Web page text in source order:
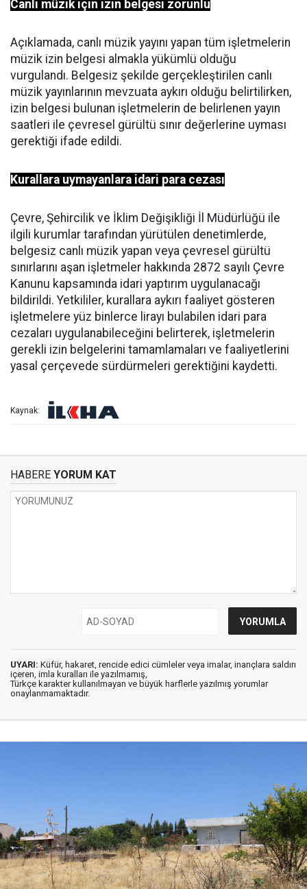
Canlı müzik için izin belgesi zorunlu
Açıklamada, canlı müzik yayını yapan tüm işletmelerin
müzik izin belgesi almakla yükümlü olduğu
vurgulandı. Belgesiz şekilde gerçekleştirilen canlı
müzik yayınlarının mevzuata aykırı olduğu belirtilirken,
izin belgesi bulunan işletmelerin de belirlenen yayın
saatleri ile çevresel gürültü sınır değerlerine uyması
gerektiği ifade edildi.
Kurallara uymayanlara idari para cezası
Çevre, Şehircilik ve İklim Değişikliği İl Müdürlüğü ile
ilgili kurumlar tarafından yürütülen denetimlerde,
belgesiz canlı müzik yapan veya çevresel gürültü
sınırlarını aşan işletmeler hakkında 2872 sayılı Çevre
Kanunu kapsamında idari yaptırım uygulanacağı
bildirildi. Yetkililer, kurallara aykırı faaliyet gösteren
işletmelere yüz binlerce lirayı bulabilen idari para
cezaları uygulanabileceğini belirterek, işletmelerin
gerekli izin belgelerini tamamlamaları ve faaliyetlerini
yasal çerçevede sürdürmeleri gerektiğini kaydetti.
Kaynak:
HABERE YORUM KAT
UYARI: Küfür, hakaret, rencide edici cümleler veya imalar, inançlara saldırı
içeren, imla kuralları ile yazılmamış,
Türkçe karakter kullanılmayan ve büyük harflerle yazılmış yorumlar
onaylanmamaktadır.